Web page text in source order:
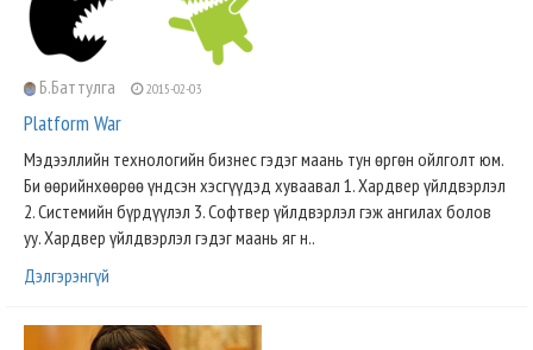
Б.Баттулга 2015-02-03
Platform War
Мэдээллийн технологийн бизнес гэдэг маань тун өргөн ойлголт юм.
Би өөрийнхөөрөө үндсэн хэсгүүдэд хуваавал 1. Хардвер үйлдвэрлэл
2. Системийн бүрдүүлэл 3. Софтвер үйлдвэрлэл гэж ангилах болов
уу. Хардвер үйлдвэрлэл гэдэг маань яг н..
Дэлгэрэнгүй